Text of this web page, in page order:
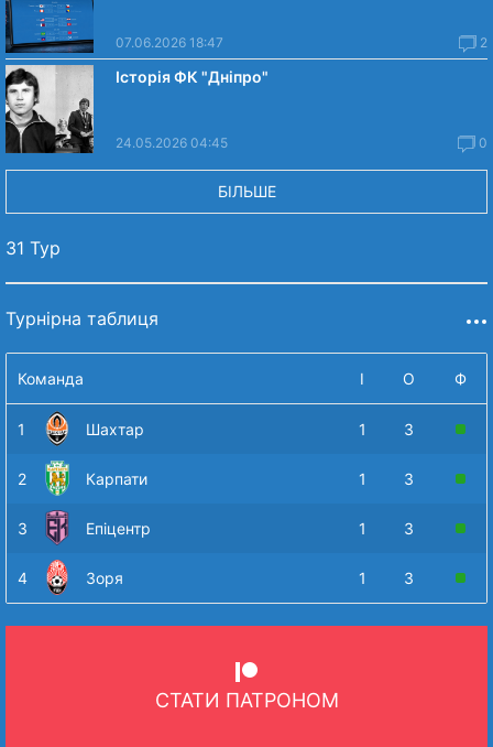
07.06.2026 18:47 2
Історія ФК "Дніпро"
24.05.2026 04:45 0
БІЛЬШЕ
31 Тур
Турнірна таблиця
Команда І О Ф
1 Шахтар 1 3
2 Карпати 1 3
3 Епіцентр 1 3
4 Зоря 1 3
СТАТИ ПАТРОНОМ